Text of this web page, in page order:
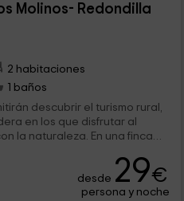
Molinos- Redondilla
2 habitaciones
1 baños
descubrir el turismo rural,
en los que disfrutar al
En una finca
piscina, zona para comer y
que tendréis. ¡Os
de 4 personas!
desde 29€
persona y noche